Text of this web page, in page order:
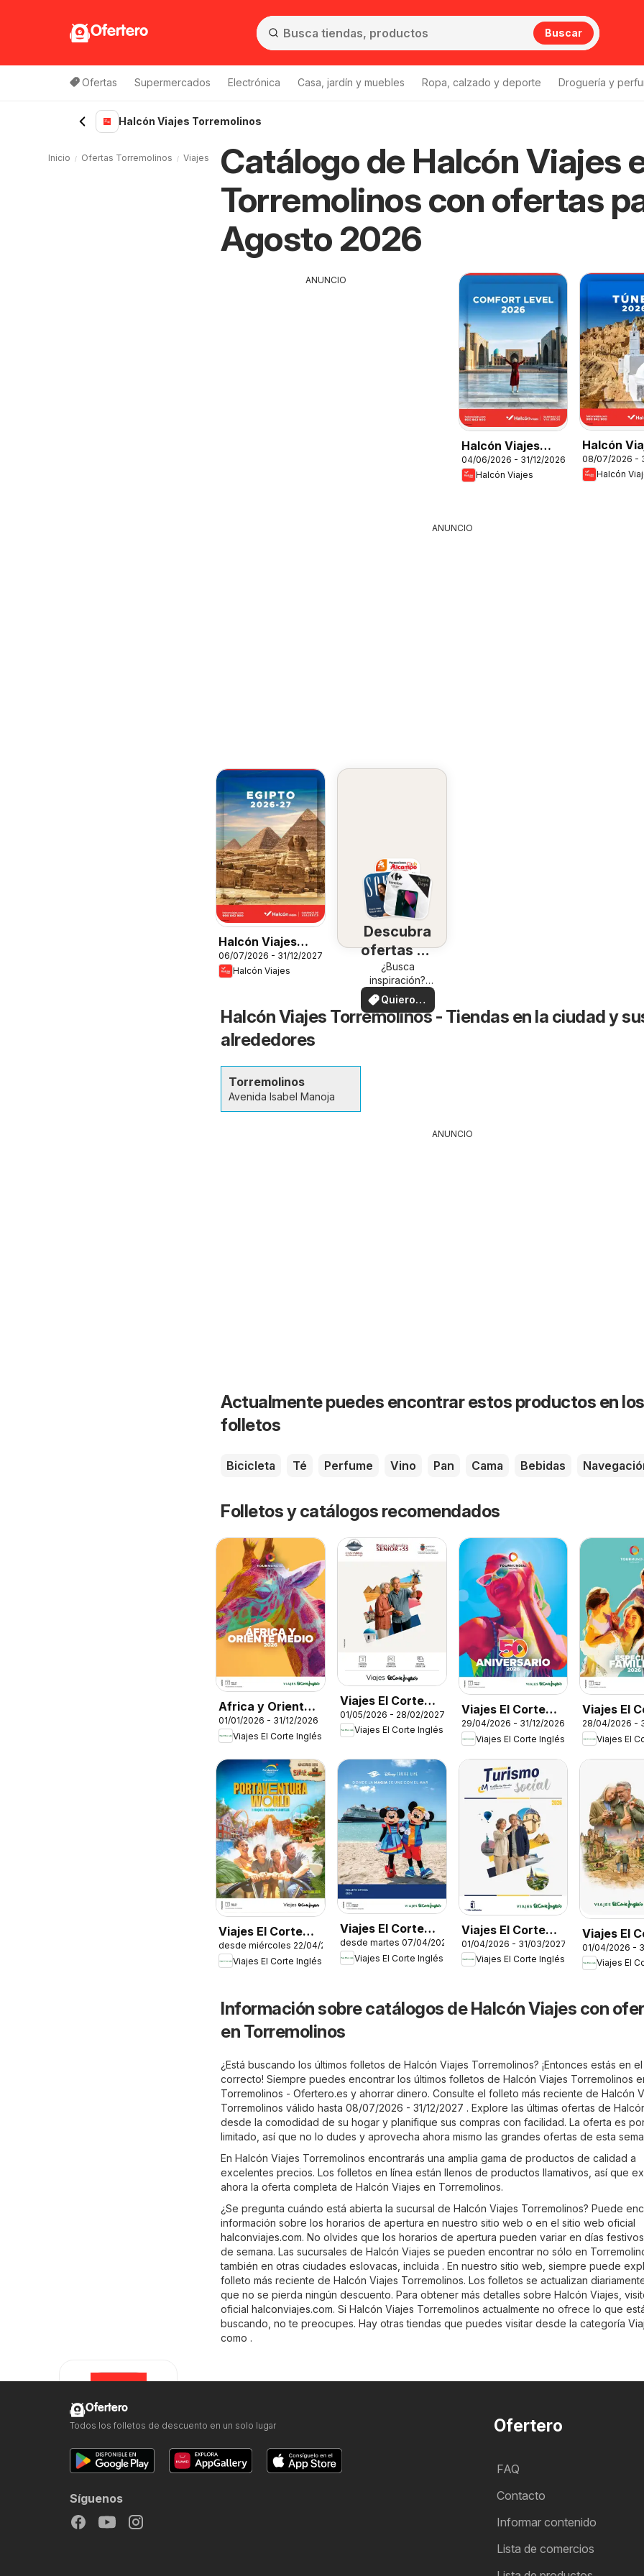
Ofertero Buscar
Ofertas Supermercados Electrónica Casa, jardín y muebles Ropa, calzado y deporte Droguería y
Halcón Viajes Torremolinos
Catálogo de Halcón Viajes
Torremolinos con ofertas
Agosto 2026
ANUNCIO
Halcón Viajes
Comfort level
2026
04/06/2026 - 31/12/2026
Halcón Viajes
Halcón
Túnez
08/07/2026 -
Halcón
ANUNCIO
Halcón Viajes
Egipto
06/07/2026 - 31/12/2027
Halcón Viajes
Descubra
ofertas en
su zona
¿Busca
inspiración?
¡Vea las ofertas
en su zona!
Quiero
ver
Halcón Viajes Torremolinos - Tiendas en la ciudad y
alrededores
Torremolinos
Avenida Isabel Manoja
ANUNCIO
Actualmente puedes encontrar estos productos en los
folletos
Bicicleta Té Perfume Vino Pan Cama Bebidas
Folletos y catálogos recomendados
Africa y Oriente
Medio
01/01/2026 - 31/12/2026
Viajes El Corte Inglés
Viajes El Corte
Inglés Rutas
Culturales
01/05/2026 - 28/02/2027
Viajes El Corte Inglés
Viajes El Corte
Inglés Catálogo
50 aniversario
Tourmundial
29/04/2026 - 31/12/2026
Viajes El Corte Inglés
Viajes El
Inglés
familias
28/04/2026 -
Viajes El
Viajes El Corte
Inglés
PortAventura
desde miércoles 22/04/2026
Viajes El Corte Inglés
Viajes El Corte
Inglés Disney
Cruise Line
desde martes 07/04/2026
Viajes El Corte Inglés
Viajes El Corte
Inglés Turismo
Social Castilla La
01/04/2026 - 31/03/2027
Viajes El Corte Inglés
Viajes El
Inglés
Culturales
Madrid
01/04/2026 -
Viajes El
Información sobre catálogos de Halcón Viajes con
en Torremolinos
¿Está buscando los últimos folletos de Halcón Viajes Torremolinos? ¡Entonces estás en
correcto! Siempre puedes encontrar los últimos folletos de Halcón Viajes Torremolinos
Torremolinos - Ofertero.es y ahorrar dinero. Consulte el folleto más reciente de Halcón
Torremolinos válido hasta 08/07/2026 - 31/12/2027 . Explore las últimas ofertas de
desde la comodidad de su hogar y planifique sus compras con facilidad. La oferta es
limitado, así que no lo dudes y aprovecha ahora mismo las grandes ofertas de esta
En Halcón Viajes Torremolinos encontrarás una amplia gama de productos de calidad a
excelentes precios. Los folletos en línea están llenos de productos llamativos, así que
ahora la oferta completa de Halcón Viajes en Torremolinos.
¿Se pregunta cuándo está abierta la sucursal de Halcón Viajes Torremolinos? Puede
información sobre los horarios de apertura en nuestro sitio web o en el sitio web oficial
halconviajes.com. No olvides que los horarios de apertura pueden variar en días
de semana. Las sucursales de Halcón Viajes se pueden encontrar no sólo en
también en otras ciudades eslovacas, incluida . En nuestro sitio web, siempre puede
folleto más reciente de Halcón Viajes Torremolinos. Los folletos se actualizan
que no se pierda ningún descuento. Para obtener más detalles sobre Halcón Viajes,
oficial halconviajes.com. Si Halcón Viajes Torremolinos actualmente no ofrece lo que
buscando, no te preocupes. Hay otras tiendas que puedes visitar desde la categoría
como .
Inicio Ofertas Torremolinos Viajes Torremolinos Halcón Viajes Torremolinos
Ofertero
FAQ
Contacto
Informar contenido
Lista de comercios
Ofertero
Todos los folletos de descuento en un solo lugar
Síguenos